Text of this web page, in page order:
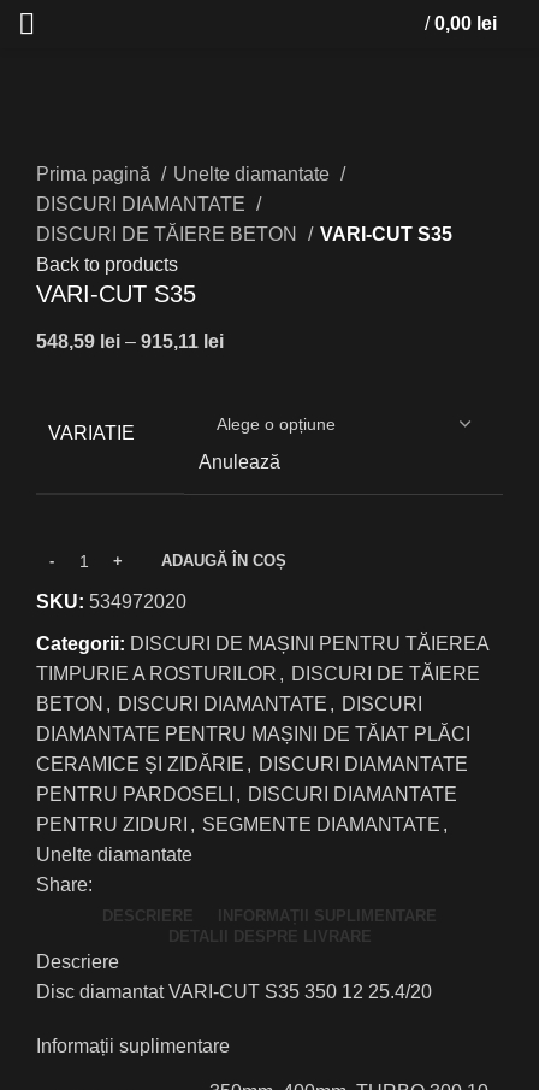
/ 0,00 lei
Prima pagină
Unelte diamantate
DISCURI DIAMANTATE
DISCURI DE TĂIERE BETON
VARI-CUT S35
Back to products
VARI-CUT S35
548,59 lei – 915,11 leiInterval
548,59 lei
până
la
VARIATIE
Anulează
ADAUGĂ ÎN COȘ
SKU: 534972020
Categorii: DISCURI DE MAȘINI PENTRU TĂIEREA
TIMPURIE A ROSTURILOR , DISCURI DE TĂIERE
BETON , DISCURI DIAMANTATE , DISCURI
DIAMANTATE PENTRU MAȘINI DE TĂIAT PLĂCI
CERAMICE ȘI ZIDĂRIE , DISCURI DIAMANTATE
PENTRU PARDOSELI , DISCURI DIAMANTATE
PENTRU ZIDURI , SEGMENTE DIAMANTATE ,
Unelte diamantate
Share:
DESCRIERE
INFORMAȚII SUPLIMENTARE
DETALII DESPRE LIVRARE
Descriere
Disc diamantat VARI-CUT S35 350 12 25.4/20
Informații suplimentare